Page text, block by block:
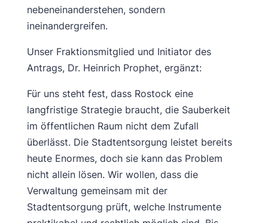
nebeneinanderstehen, sondern
ineinandergreifen.
Unser Fraktionsmitglied und Initiator des
Antrags, Dr. Heinrich Prophet, ergänzt:
Für uns steht fest, dass Rostock eine
langfristige Strategie braucht, die Sauberkeit
im öffentlichen Raum nicht dem Zufall
überlässt. Die Stadtentsorgung leistet bereits
heute Enormes, doch sie kann das Problem
nicht allein lösen. Wir wollen, dass die
Verwaltung gemeinsam mit der
Stadtentsorgung prüft, welche Instrumente